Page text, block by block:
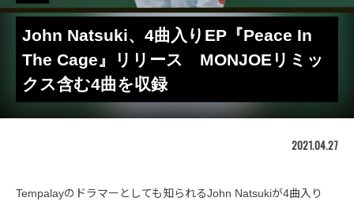
John Natsuki、4曲入りEP『Peace In
The Cage』リリース MONJOEリミッ
クス含む4曲を収録
2021.04.27
Tempalayのドラマーとしても知られるJohn Natsukiが4曲入り